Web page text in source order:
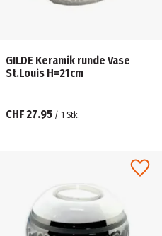
GILDE Keramik runde Vase
St.Louis H=21cm
CHF 27.95 / 1 Stk.